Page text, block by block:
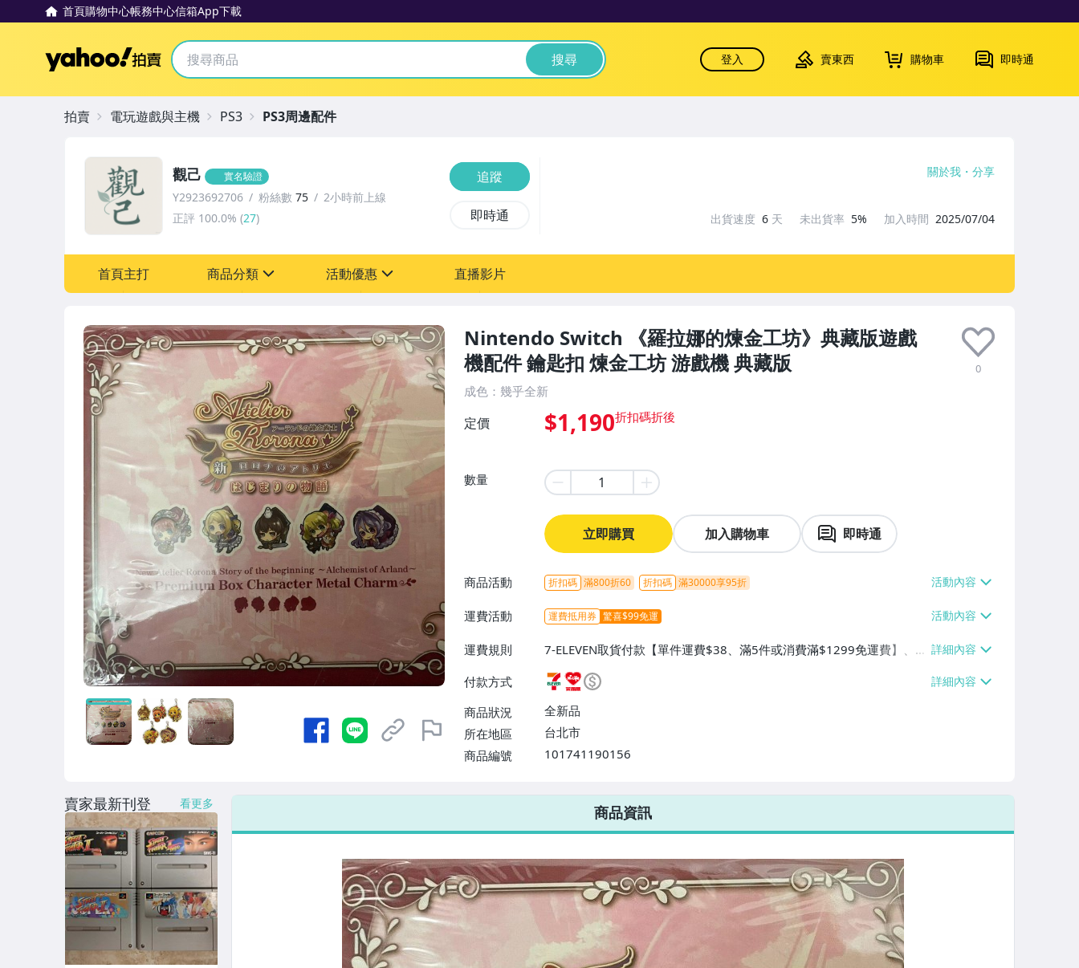
首頁購物中心帳務中心信箱App下載
Yahoo拍賣 搜尋 登入 賣東西 購物車 即時通
Nintendo Switch 《羅拉娜的煉金工坊》典藏版遊戲
機配件 鑰匙扣 煉金工坊 游戲機 典藏版
0
成色：幾乎全新
定價 $1,190
數量
立即購買 加入購物車 即時通
商品活動 折扣碼 滿800折60 折扣碼 滿30000享95折
運費活動 運費抵用券 驚喜$99免運
運費規則
7-ELEVEN取貨付款【單件運費$38、滿5件或消費滿$1299免運費】、7-
ELEVEN取貨不付款【免運費】、萊爾富取貨付款【單件運費$60、滿5件
或消費滿$1299免運費】、宅配/貨運【單件運費$120、滿5件或消費滿
$1599免運費】
付款方式
商品狀況
全新品
所在地區
台北市
商品編號
101741190156
7-ELEVEN 運費只要38元
不限金額、筆數，筆筆優惠無限次！
觀己 實名驗證
Y2923692706 粉絲數 75
2小時前上線
正評 100.0% (27)
追蹤
即時通
關於我 分享
出貨速度 6 天 未出貨率 5% 加入時間 2025/07/04
首頁主打 商品分類
古董、藝術與礦石
手錶與飾品配件
電玩遊戲與主機
活動優惠
[全店] 週年慶
直播影片
拍賣 電玩遊戲與主機 PS3 PS3周邊配件
商品資訊
賣家最新刊登 看更多